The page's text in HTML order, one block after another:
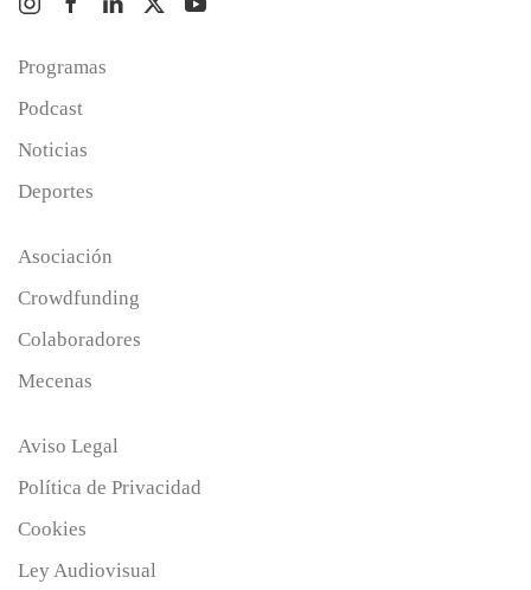
Programas
Podcast
Noticias
Deportes
Asociación
Crowdfunding
Colaboradores
Mecenas
Aviso Legal
Política de Privacidad
Cookies
Ley Audiovisual